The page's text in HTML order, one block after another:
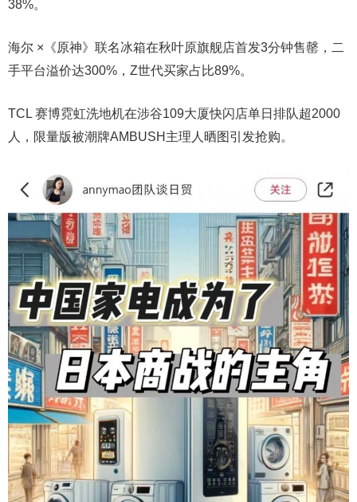
38%。
海尔 ×《原神》联名冰箱在秋叶原旗舰店首发3分钟售罄，二
手平台溢价达300%，Z世代买家占比89%。
TCL 赛博霓虹洗地机在涉谷109大厦快闪店单日排队超2000
人，限量版被潮牌AMBUSH主理人晒图引发抢购。